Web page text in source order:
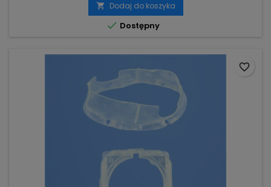
 Dodaj do koszyka
 Dostępny
favorite_border